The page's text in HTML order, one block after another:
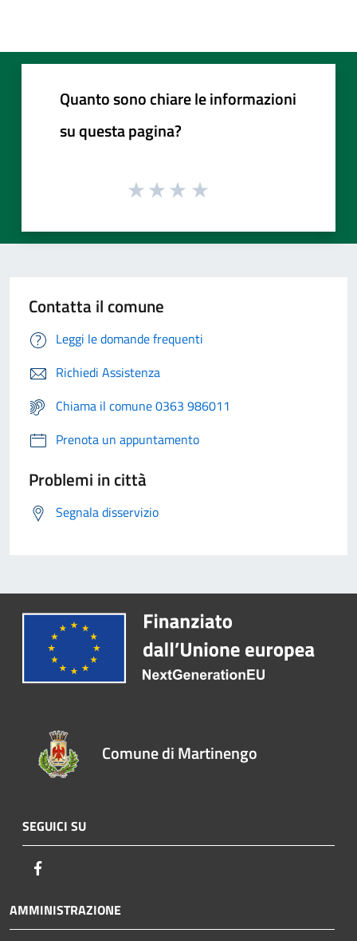
Quanto sono chiare le informazioni
su questa pagina?
Contatta il comune
Leggi le domande frequenti
Richiedi Assistenza
Chiama il comune 0363 986011
Prenota un appuntamento
Problemi in città
Segnala disservizio
Comune di Martinengo
SEGUICI SU
AMMINISTRAZIONE